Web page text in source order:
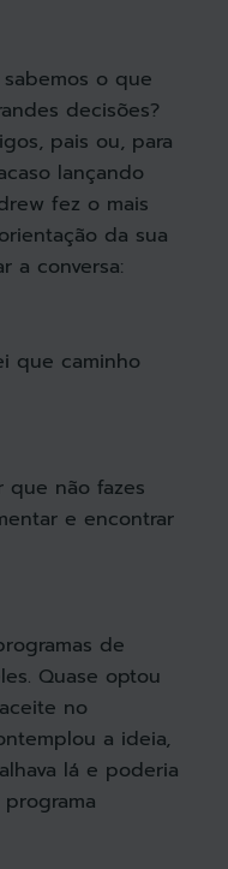
o que
decisões?
pais ou, para
lançando
fez o mais
da sua
a conversa:
que caminho
que não fazes
e encontrar
de
Quase optou
no
a ideia,
lá e poderia